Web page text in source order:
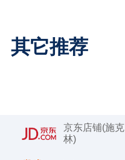
其它推荐
京东店铺(施克
林)